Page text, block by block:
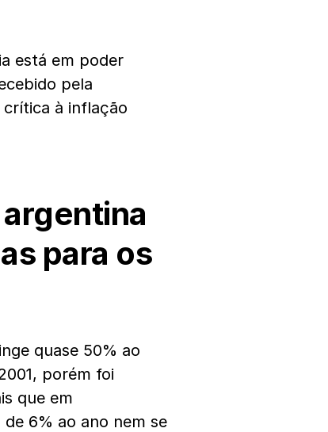
está em poder
pela
à inflação
para os
quase 50% ao
porém foi
que em
de 6% ao ano nem se